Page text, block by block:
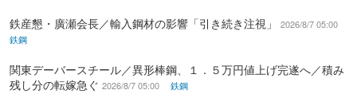
鉄産懇・廣瀬会長／輸入鋼材の影響「引き続き注視」
2026/8/7 05:00
鉄鋼
関東デーバースチール／異形棒鋼、１．５万円値上げ完遂へ／積み
残し分の転嫁急ぐ 2026/8/7 05:00 鉄鋼